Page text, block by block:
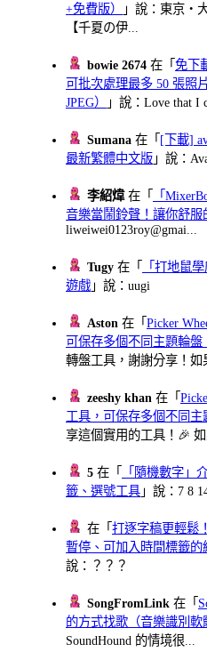
+免費版）
」說：東京・
【千夏の伊...
bowie 2674 在「免下
可批次處理最多 50 張照
JPEG）
」說：Love that I
Sumana 在「 [下載]
最新繁體中文版 」說：
李紹煒在「
「
音樂當鬧鈴聲！讓你舒服
liweiwei0123roy@gmai...
Tugy 在「
「打地鼠
遊戲 」說：uugi
Aston 在「Picker
可保存多個不同主題輪盤
轉盤工具，謝謝分享！如
zeeshy khan 在「
工具，可保存多個不同主
享這個實用的工具！🎉 如
5 在「
「隨機數字」
籤、選號工具 」說：7 8
在「打逐字稿更輕鬆
暫停、可加入時間標籤的
說：？？？
SongFromLink 在「
的方式找歌（音樂識別軟
SoundHound 的情境很...